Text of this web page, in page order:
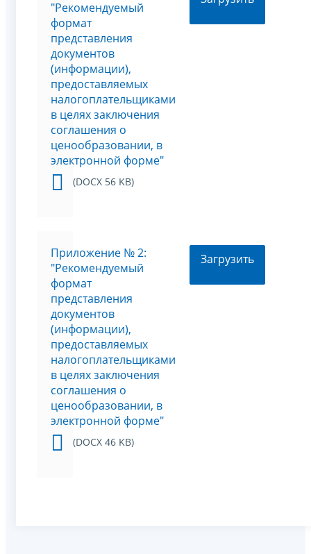
"Рекомендуемый
формат
представления
документов
(информации),
предоставляемых
налогоплательщиками
в целях заключения
соглашения о
ценообразовании, в
электронной форме"
(DOCX 56 KB)
Приложение № 2:
"Рекомендуемый
формат
представления
документов
(информации),
предоставляемых
налогоплательщиками
в целях заключения
соглашения о
ценообразовании, в
электронной форме"
(DOCX 46 KB)
Загрузить